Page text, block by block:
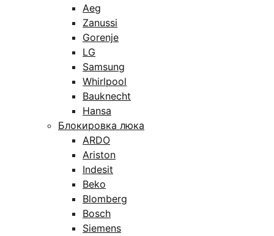
Aeg
Zanussi
Gorenje
LG
Samsung
Whirlpool
Bauknecht
Hansa
Блокировка люка
ARDO
Ariston
Indesit
Beko
Blomberg
Bosch
Siemens